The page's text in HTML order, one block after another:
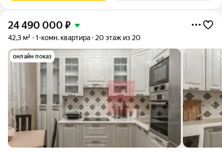
24 490 000 ₽
42,3 м² 1-комн. квартира 20 этаж из 20
онлайн показ